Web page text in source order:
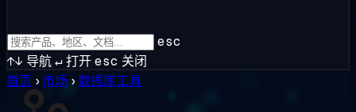
esc
↑↓ 导航↵打开esc 关闭
首页 ›市场 ›数据库工具